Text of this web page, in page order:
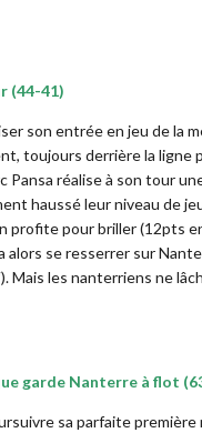
(44-41)
son entrée en jeu de la
toujours derrière la
Pansa réalise à son tour
haussé leur niveau de
profite pour briller
se resserrer sur
Mais les nanterriens ne
garde Nanterre à flot
sa parfaite